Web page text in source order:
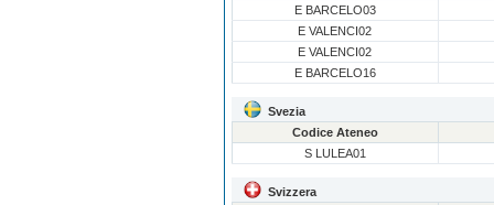
E BARCELO03
E VALENCI02
E VALENCI02
E BARCELO16
Svezia
Codice Ateneo
S LULEA01
Svizzera